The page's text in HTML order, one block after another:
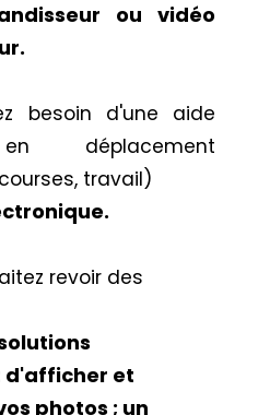
ou vidéo
besoin d'une aide
déplacement
travail)
.
revoir des
et
photos ; un